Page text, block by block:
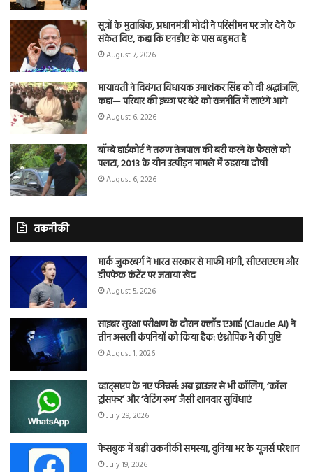
सूत्रों के मुताबिक, प्रधानमंत्री मोदी ने परिसीमन पर जोर देने के
संकेत दिए, कहा कि एनडीए के पास बहुमत है
August 7, 2026
मायावती ने दिवंगत विधायक उमाशंकर सिंह को दी श्रद्धांजलि,
कहा— परिवार की इच्छा पर बेटे को राजनीति में लाएंगे आगे
August 6, 2026
बॉम्बे हाईकोर्ट ने तरुण तेजपाल की बरी करने के फैसले को
पलटा, 2013 के यौन उत्पीड़न मामले में ठहराया दोषी
August 6, 2026
तकनीकी
मार्क जुकरबर्ग ने भारत सरकार से माफी मांगी, सीएसएएम और
डीपफेक कंटेंट पर जताया खेद
August 5, 2026
साइबर सुरक्षा परीक्षण के दौरान क्लॉड एआई (Claude AI) ने
तीन असली कंपनियों को किया हैक: एंथ्रोपिक ने की पुष्टि
August 1, 2026
व्हाट्सएप के नए फीचर्स: अब ब्राउजर से भी कॉलिंग, ‘कॉल
ट्रांसफर’ और ‘वेटिंग रूम’ जैसी शानदार सुविधाएं
July 29, 2026
फेसबुक में बड़ी तकनीकी समस्या, दुनिया भर के यूजर्स परेशान
July 19, 2026